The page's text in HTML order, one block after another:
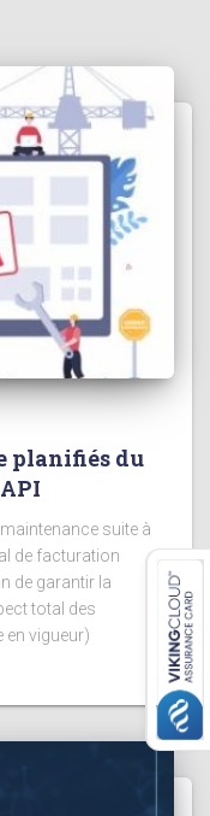
planifiés du
suite à
de facturation
de garantir la
total des
en vigueur)